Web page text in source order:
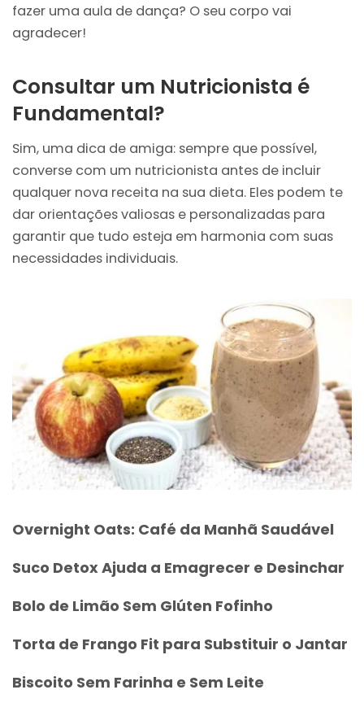
fazer uma aula de dança? O seu corpo vai
agradecer!
Consultar um Nutricionista é
Fundamental?
Sim, uma dica de amiga: sempre que possível,
converse com um nutricionista antes de incluir
qualquer nova receita na sua dieta. Eles podem te
dar orientações valiosas e personalizadas para
garantir que tudo esteja em harmonia com suas
necessidades individuais.
Overnight Oats: Café da Manhã Saudável
Suco Detox Ajuda a Emagrecer e Desinchar
Bolo de Limão Sem Glúten Fofinho
Torta de Frango Fit para Substituir o Jantar
Biscoito Sem Farinha e Sem Leite